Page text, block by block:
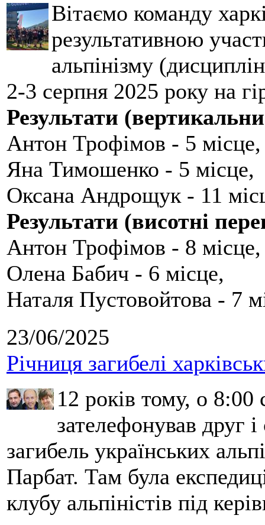
Вітаємо команду
результативною
альпінізму
2-3 серпня 2025 року на
Результати
Антон Трофімов - 5 місце,
Яна Тимошенко - 5 місце,
Оксана Андрощук - 11
Результати (висотні
Антон Трофімов - 8 місце,
Олена Бабич - 6 місце,
Наталя Пустовойтова - 7
23/06/2025
Річниця загибелі
12 років тому, о 8:00
зателефонував друг
загибель українських
Парбат. Там була
клубу альпіністів під